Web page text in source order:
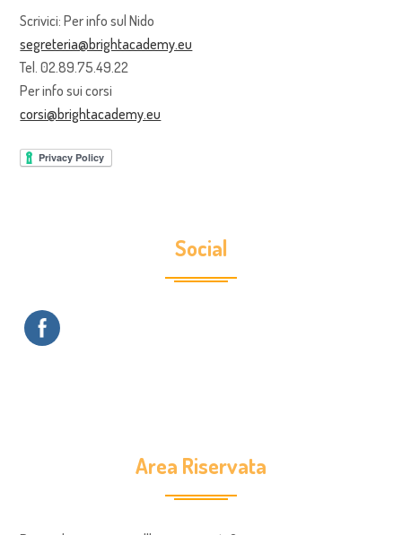
Scrivici: Per info sul Nido
segreteria@brightacademy.eu
Tel. 02.89.75.49.22
Per info sui corsi
corsi@brightacademy.eu
Social
Area Riservata